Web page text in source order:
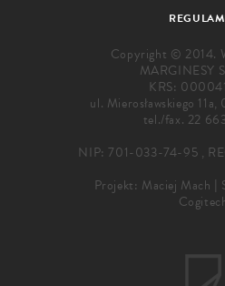
Copyright © 2014.
MARGINESY
KRS:
ul. Mierosławskiego 11a,
tel./fax. 22
NIP: 701-033-74-95 ,
Projekt: Maciej Mach |